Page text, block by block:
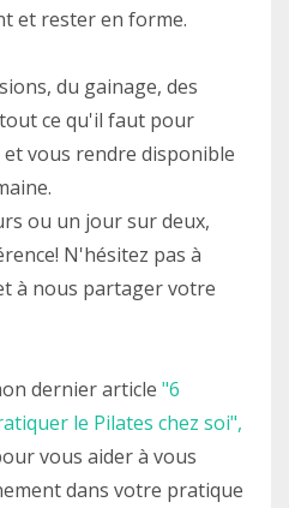
et rester en forme.
du gainage, des
ce qu'il faut pour
vous rendre disponible
ou un jour sur deux,
N'hésitez pas à
à nous partager votre
dernier article "6
le Pilates chez soi",
vous aider à vous
dans votre pratique